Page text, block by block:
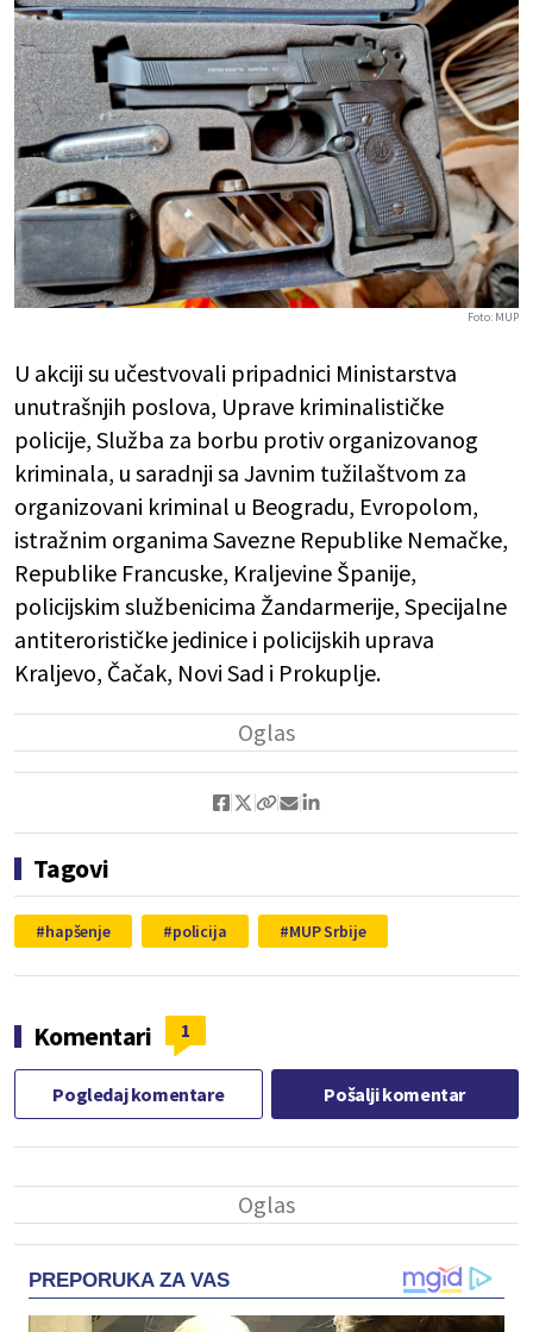
Foto: MUP
U akciji su učestvovali pripadnici Ministarstva
unutrašnjih poslova, Uprave kriminalističke
policije, Služba za borbu protiv organizovanog
kriminala, u saradnji sa Javnim tužilaštvom za
organizovani kriminal u Beogradu, Evropolom,
istražnim organima Savezne Republike Nemačke,
Republike Francuske, Kraljevine Španije,
policijskim službenicima Žandarmerije, Specijalne
antiterorističke jedinice i policijskih uprava
Kraljevo, Čačak, Novi Sad i Prokuplje.
Tagovi
hapšenje policija MUP Srbije
Komentari 1
Pogledaj komentare Pošalji komentar
PREPORUKA ZA VAS